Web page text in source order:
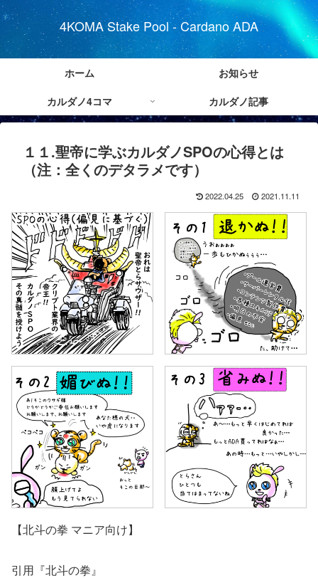
4KOMA Stake Pool - Cardano ADA
ホーム
お知らせ
カルダノ4コマ
カルダノ記事
１１.聖帝に学ぶカルダノSPOの心得とは
（注：全くのデタラメです）
2022.04.25 2021.11.11
【北斗の拳 マニア向け】
引用『北斗の拳』